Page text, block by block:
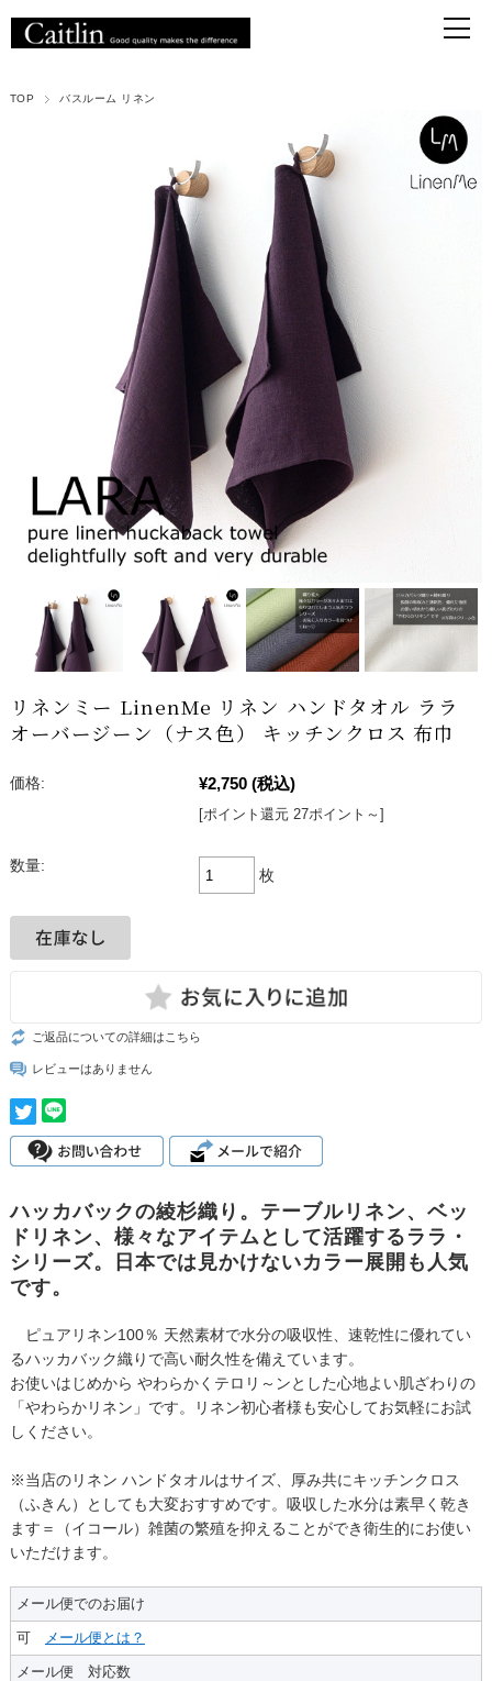
TOP バスルーム リネン
リネンミー LinenMe リネン ハンドタオル ララ
オーバージーン（ナス色） キッチンクロス 布巾
価格: ¥2,750 (税込)
[ポイント還元 27ポイント～]
数量:
枚
ご返品についての詳細はこちら
レビューはありません
ハッカバックの綾杉織り。テーブルリネン、ベッ
ドリネン、様々なアイテムとして活躍するララ・
シリーズ。日本では見かけないカラー展開も人気
です。
ピュアリネン100％ 天然素材で水分の吸収性、速乾性に優れてい
るハッカバック織りで高い耐久性を備えています。
お使いはじめから やわらかくテロリ～ンとした心地よい肌ざわりの
「やわらかリネン」です。リネン初心者様も安心してお気軽にお試
しください。
※当店のリネン ハンドタオルはサイズ、厚み共にキッチンクロス
（ふきん）としても大変おすすめです。吸収した水分は素早く乾き
ます＝（イコール）雑菌の繁殖を抑えることができ衛生的にお使い
いただけます。
メール便でのお届け
可 メール便とは？
メール便 対応数